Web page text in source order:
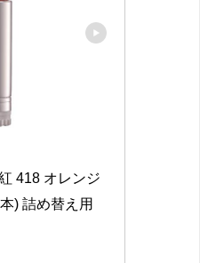
418 オレンジ
) 詰め替え用